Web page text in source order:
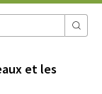
et les